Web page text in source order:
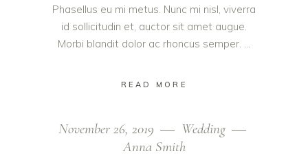
Phasellus eu mi metus. Nunc mi nisl, viverra
id sollicitudin et, auctor sit amet augue.
Morbi blandit dolor ac rhoncus semper.
READ MORE
November 26, 2019
Wedding
Anna Smith